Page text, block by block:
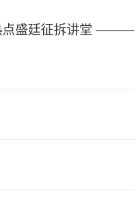
盛廷征拆讲堂 ———